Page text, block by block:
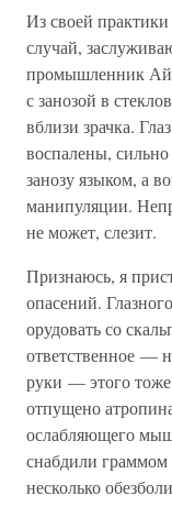
Из своей практики
случай,
промышленник
с занозой в
вблизи зрачка.
воспалены,
занозу языком, а
манипуляции.
не может, слезит.
Признаюсь, я
опасений.
орудовать со
ответственное —
руки — этого тоже
отпущено
ослабляющего
снабдили
несколько